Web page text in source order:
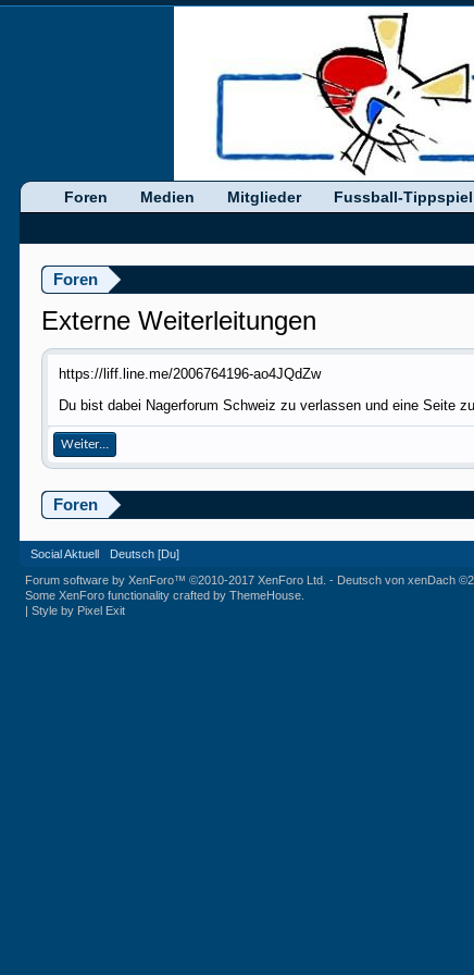
Foren
Externe Weiterleitungen
https://liff.line.me/2006764196-ao4JQdZw
Du bist dabei Nagerforum Schweiz zu verlassen und eine Seite
Weiter...
Foren
Foren Medien Mitglieder Fussball-Tippspiel
Social Aktuell Deutsch [Du]
Forum software by XenForo™©2010-2017 XenForo Ltd. - Deutsch von xenDach
Some XenForo functionality crafted byThemeHouse
|Style by Pixel Exit